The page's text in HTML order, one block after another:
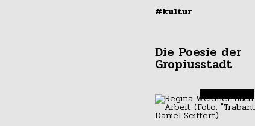
#kultur
Die Poesie der
Gropiusstadt